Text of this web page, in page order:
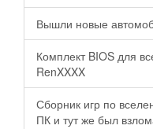
Вышли новые
Комплект BIOS для
RenXXXX
Сборник игр по
ПК и тут же был